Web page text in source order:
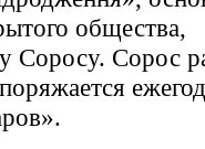
общества,
Сорос